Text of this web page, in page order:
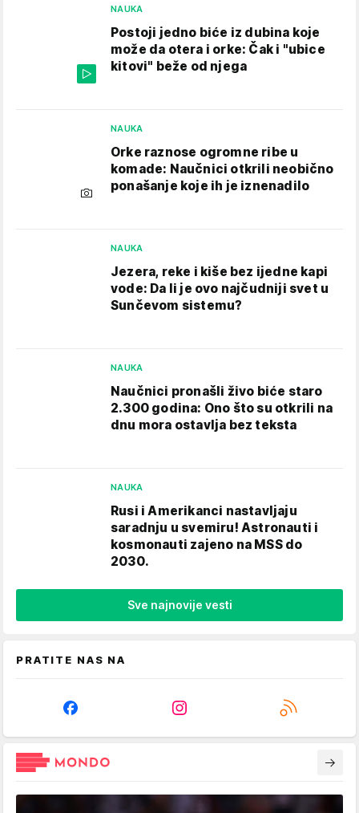
NAUKA
Postoji jedno biće iz dubina koje
može da otera i orke: Čak i "ubice
kitovi" beže od njega
NAUKA
Orke raznose ogromne ribe u
komade: Naučnici otkrili neobično
ponašanje koje ih je iznenadilo
NAUKA
Jezera, reke i kiše bez ijedne kapi
vode: Da li je ovo najčudniji svet u
Sunčevom sistemu?
NAUKA
Naučnici pronašli živo biće staro
2.300 godina: Ono što su otkrili na
dnu mora ostavlja bez teksta
NAUKA
Rusi i Amerikanci nastavljaju
saradnju u svemiru! Astronauti i
kosmonauti zajeno na MSS do
2030.
Sve najnovije vesti
PRATITE NAS NA